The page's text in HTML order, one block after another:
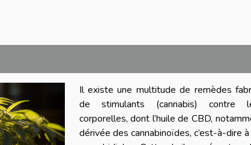
Il existe une multitude de remèdes
de stimulants (cannabis) contre
corporelles, dont l’huile de CBD,
dérivée des cannabinoïdes, c’est-à-dire